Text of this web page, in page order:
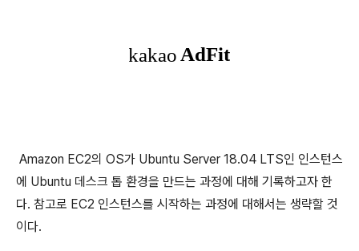
Amazon EC2의 OS가 Ubuntu Server 18.04 LTS인 인스턴스
에 Ubuntu 데스크 톱 환경을 만드는 과정에 대해 기록하고자 한
다. 참고로 EC2 인스턴스를 시작하는 과정에 대해서는 생략할 것
이다.